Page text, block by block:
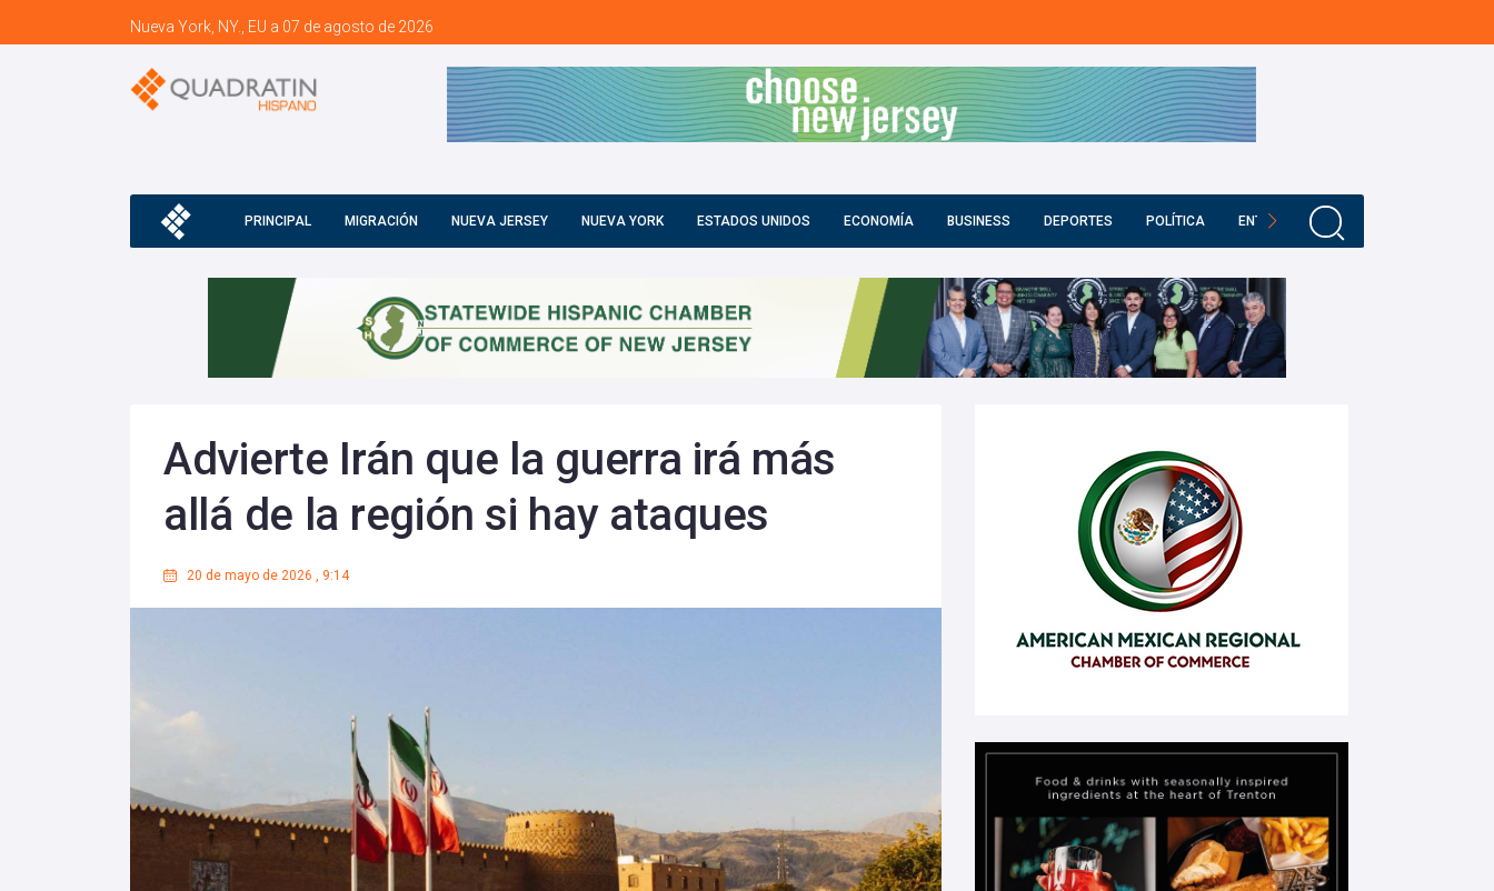
Nueva York, NY., EU a 07 de agosto de 2026
PRINCIPAL MIGRACIÓN NUEVA JERSEY NUEVA YORK ESTADOS UNIDOS ECONOMÍA BUSINESS DEPORTES POLÍTICA ENTRETENIMIENTO
Advierte Irán que la guerra irá más
allá de la región si hay ataques
20 de mayo de 2026 , 9:14